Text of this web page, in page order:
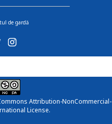
de gardă
Attribution-NonCommercial-
License.